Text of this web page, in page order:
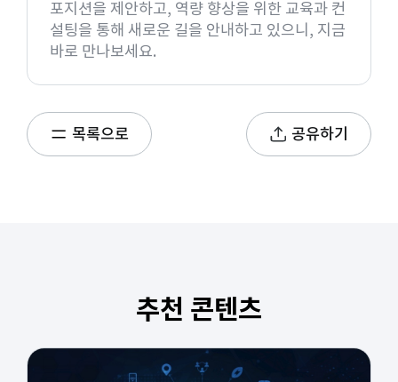
포지션을 제안하고, 역량 향상을 위한 교육과 컨
설팅을 통해 새로운 길을 안내하고 있으니, 지금
바로 만나보세요.
목록으로 공유하기
추천 콘텐츠